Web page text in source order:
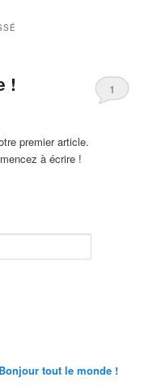
! 1
premier article.
à écrire !
Bonjour tout le monde !